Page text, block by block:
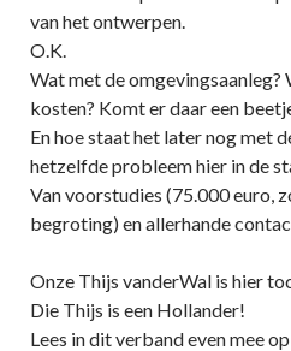
van het ontwerpen.
O.K.
Wat met de
kosten? Komt er daar een
En hoe staat het later nog met
hetzelfde probleem hier in de
Van voorstudies (75.000 euro,
begroting) en allerhande
Onze Thijs vanderWal is hier
Die Thijs is een Hollander!
Lees in dit verband even mee